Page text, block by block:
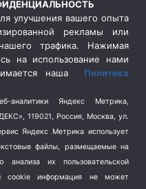
улучшения вашего опыта
рекламы или
трафика. Нажимая
на использование нами
наша Политика
аналитики Яндекс Метрика,
119021, Россия, Москва, ул.
Яндекс Метрика использует
файлы, размещаемые на
их пользовательской
cookie информация не может